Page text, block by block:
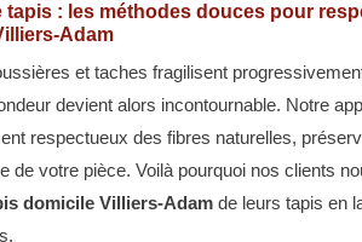
tapis : les méthodes douces pour
Adam
et taches fragilisent
devient alors incontournable. Notre
respectueux des fibres naturelles,
de votre pièce. Voilà pourquoi nos clients
domicile Villiers-Adam de leurs tapis en